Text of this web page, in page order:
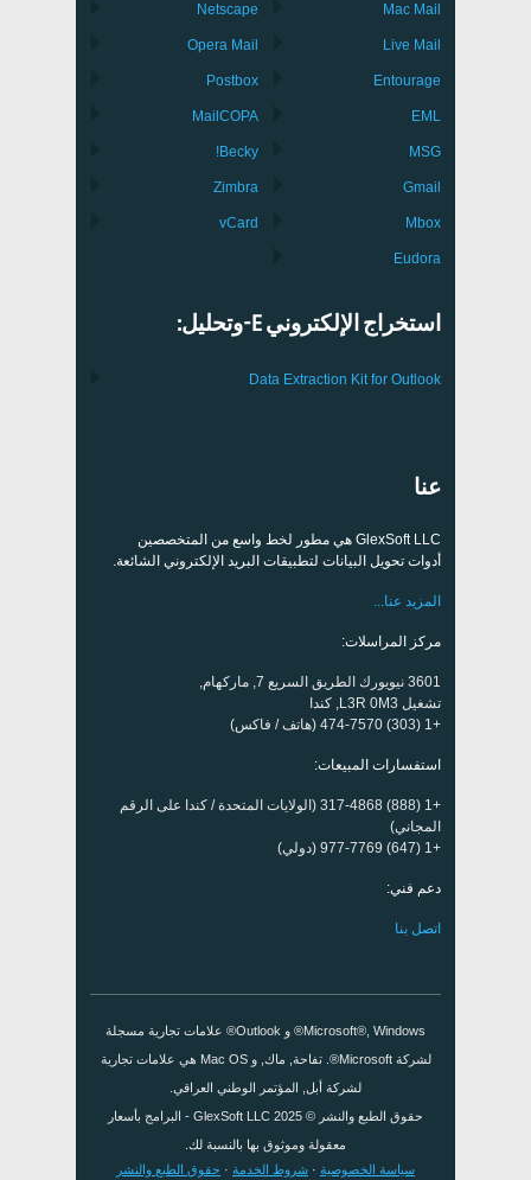
Mac Mail
Live Mail
Entourage
EML
MSG
Gmail
Mbox
Eudora
Netscape
Opera Mail
Postbox
MailCOPA
Becky!
Zimbra
vCard
استخراج الإلكتروني E-وتحليل:
Data Extraction Kit for Outlook
عنا
GlexSoft LLC هي مطور لخط واسع من المتخصصين
أدوات تحويل البيانات لتطبيقات البريد الإلكتروني الشائعة.
المزيد عنا...
مركز المراسلات:
3601 نيويورك الطريق السريع 7, ماركهام,
تشغيل L3R 0M3, كندا
+1 (303) 474-7570 (هاتف / فاكس)
استفسارات المبيعات:
+1 (888) 317-4868 (الولايات المتحدة / كندا على الرقم
المجاني)
+1 (647) 977-7769 (دولي)
دعم فني:
اتصل بنا
Microsoft®, Windows® و Outlook® علامات تجارية مسجلة
لشركة Microsoft®. تفاحة, ماك, و Mac OS هي علامات تجارية
لشركة أبل, المؤتمر الوطني العراقي.
حقوق الطبع والنشر © 2025
GlexSoft LLC - البرامج بأسعار
معقولة وموثوق بها بالنسبة لك.
سياسة الخصوصية · شروط الخدمة · حقوق الطبع والنشر